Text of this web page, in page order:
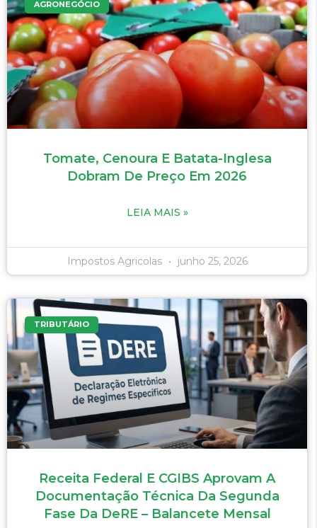
AGRONEGÓCIO
Tomate, Cenoura E Batata-Inglesa
Dobram De Preço Em 2026
LEIA MAIS »
Impostos Agricolas junho 25, 2026
TRIBUTÁRIO
Receita Federal E CGIBS Aprovam A
Documentação Técnica Da Segunda
Fase Da DeRE – Balancete Mensal